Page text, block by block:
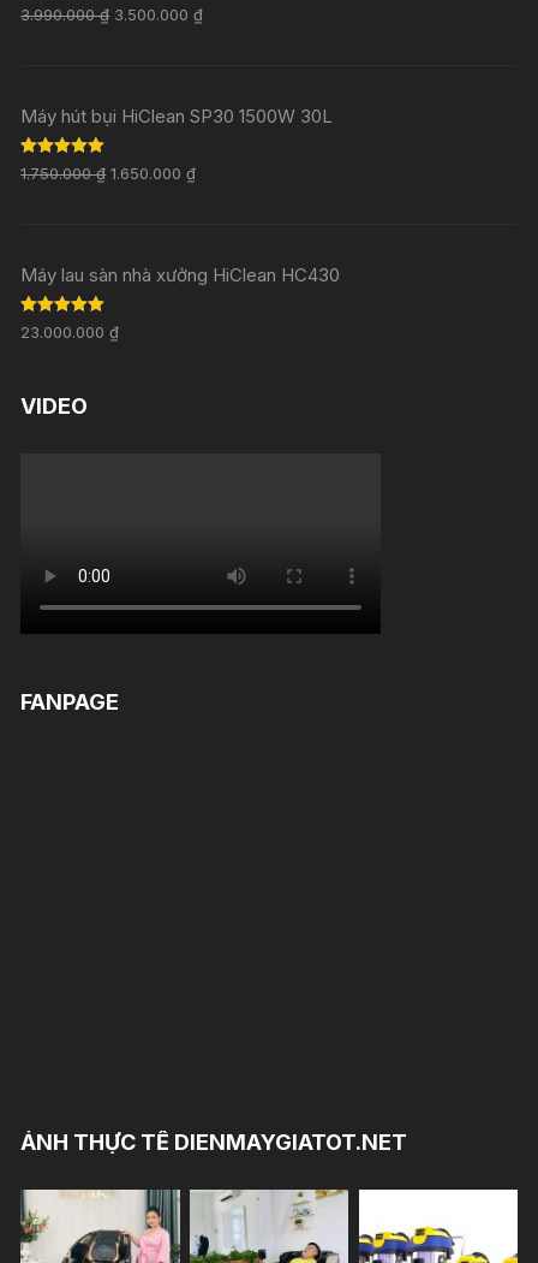
Rated 5.00
out of 5
3.990.000₫ 3.500.000₫
Máy hút bụi HiClean SP30 1500W 30L
Rated 5.00
out of 5
1.750.000₫ 1.650.000₫
Máy lau sàn nhà xưởng HiClean HC430
Rated5.00
out of 5
23.000.000₫
VIDEO
FANPAGE
ẢNH THỰC TẾ DIENMAYGIATOT.NET